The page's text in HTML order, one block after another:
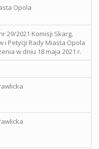
Opola
29/2021 Komisji Skarg,
i Petycji Rady Miasta Opola
w dniu 18 maja 2021 r.